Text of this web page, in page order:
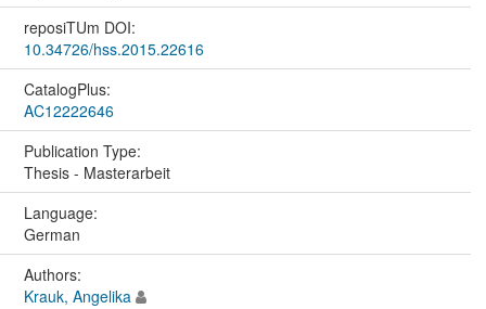
reposiTUm DOI:
10.34726/hss.2015.22616
CatalogPlus:
AC12222646
Publication Type:
Thesis - Masterarbeit
Language:
German
Authors:
Krauk, Angelika